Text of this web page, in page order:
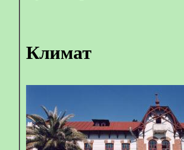
Климат